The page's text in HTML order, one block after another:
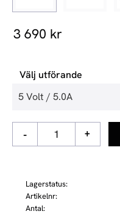
3 690 kr
Välj utförande
+
-
Lagerstatus
Artikelnr
Antal